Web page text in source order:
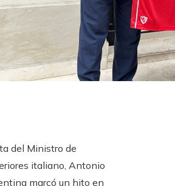
del Ministro de
italiano, Antonio
marcó un hito en